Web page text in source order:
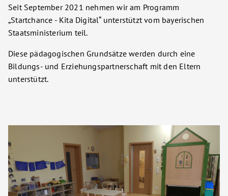
Seit September 2021 nehmen wir am Programm
„Startchance - Kita Digital“ unterstützt vom bayerischen
Staatsministerium teil.
Diese pädagogischen Grundsätze werden durch eine
Bildungs- und Erziehungspartnerschaft mit den Eltern
unterstützt.